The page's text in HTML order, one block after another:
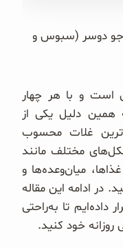
جو دوسر (سبوس و
است و با هر چهار
همین دلیل یکی از
غلات محسوب
مختلف مانند
میان‌وعده‌ها و
در ادامه این مقاله
تا به‌راحتی
روزانه خود کنید.